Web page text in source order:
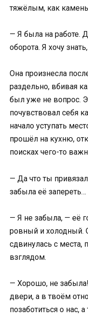
тяжёлым, как
— Я была на работе.
оборота. Я хочу
Она произнесла
раздельно, вбивая
был уже не вопрос.
почувствовал себя
начало уступать
прошёл на кухню,
поисках чего-то
— Да что ты
забыла её запереть…
— Я не забыла, — её
ровный и холодный.
сдвинулась с места,
взглядом.
— Хорошо, не
двери, а в твоём
позаботиться о нас,